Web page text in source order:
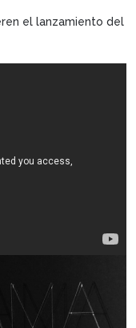
el lanzamiento del